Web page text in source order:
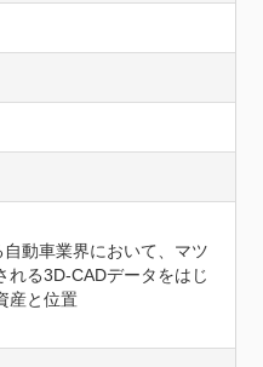
動車業界において、マツ
れる3D-CADデータをはじ
産と位置